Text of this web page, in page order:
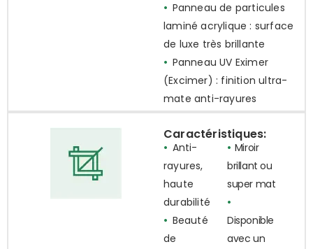
• Panneau de particules
laminé acrylique : surface
de luxe très brillante
• Panneau UV Eximer
(Excimer) : finition ultra-
mate anti-rayures
Caractéristiques:
• Anti-
rayures,
haute
durabilité
• Beauté
de
• Miroir
brillant ou
super mat
•
Disponible
avec un